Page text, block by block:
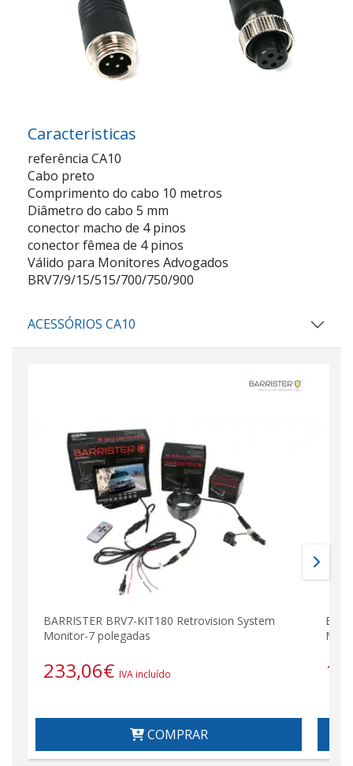
Caracteristicas
referência CA10
Cabo preto
Comprimento do cabo 10 metros
Diâmetro do cabo 5 mm
conector macho de 4 pinos
conector fêmea de 4 pinos
Válido para Monitores Advogados
BRV7/9/15/515/700/750/900
ACESSÓRIOS CA10
BARRISTER BRV7-KIT180 Retrovision System
Monitor-7 polegadas
233,06€ IVA incluído
COMPRAR